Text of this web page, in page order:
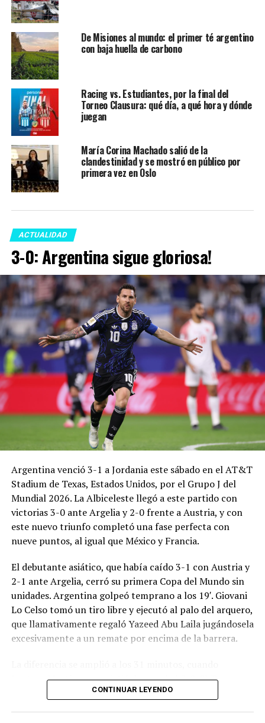
De Misiones al mundo: el primer té argentino
con baja huella de carbono
Racing vs. Estudiantes, por la final del
Torneo Clausura: qué día, a qué hora y dónde
juegan
María Corina Machado salió de la
clandestinidad y se mostró en público por
primera vez en Oslo
ACTUALIDAD
3-0: Argentina sigue gloriosa!
Argentina venció 3-1 a Jordania este sábado en el AT&T
Stadium de Texas, Estados Unidos, por el Grupo J del
Mundial 2026. La Albiceleste llegó a este partido con
victorias 3-0 ante Argelia y 2-0 frente a Austria, y con
este nuevo triunfo completó una fase perfecta con
nueve puntos, al igual que México y Francia.
El debutante asiático, que había caído 3-1 con Austria y
2-1 ante Argelia, cerró su primera Copa del Mundo sin
unidades. Argentina golpeó temprano a los 19′. Giovani
Lo Celso tomó un tiro libre y ejecutó al palo del arquero,
que llamativamente regaló Yazeed Abu Laila jugándosela
excesivamente a un remate por encima de la barrera.
Lautaro Martínez convirtió de penal el 2-0. El Toro
anotó su primer gol en Copas del Mundo, tras no
CONTINUAR LEYENDO